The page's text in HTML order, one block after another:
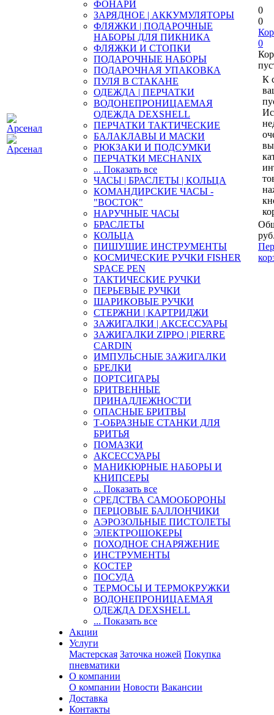
ФОНАРИ
ЗАРЯДНОЕ | АККУМУЛЯТОРЫ
ФЛЯЖКИ | ПОДАРОЧНЫЕ
НАБОРЫ ДЛЯ ПИКНИКА
ФЛЯЖКИ И СТОПКИ
ПОДАРОЧНЫЕ НАБОРЫ
ПОДАРОЧНАЯ УПАКОВКА
ПУЛЯ В СТАКАНЕ
ОДЕЖДА | ПЕРЧАТКИ
ВОДОНЕПРОНИЦАЕМАЯ
ОДЕЖДА DEXSHELL
ПЕРЧАТКИ ТАКТИЧЕСКИЕ
БАЛАКЛАВЫ И МАСКИ
РЮКЗАКИ И ПОДСУМКИ
ПЕРЧАТКИ MECHANIX
... Показать все
ЧАСЫ | БРАСЛЕТЫ | КОЛЬЦА
КОМАНДИРСКИЕ ЧАСЫ -
"ВОСТОК"
НАРУЧНЫЕ ЧАСЫ
БРАСЛЕТЫ
КОЛЬЦА
ПИШУЩИЕ ИНСТРУМЕНТЫ
КОСМИЧЕСКИЕ РУЧКИ FISHER
SPACE PEN
ТАКТИЧЕСКИЕ РУЧКИ
ПЕРЬЕВЫЕ РУЧКИ
ШАРИКОВЫЕ РУЧКИ
СТЕРЖНИ | КАРТРИДЖИ
ЗАЖИГАЛКИ | АКСЕССУАРЫ
ЗАЖИГАЛКИ ZIPPO | PIERRE
CARDIN
ИМПУЛЬСНЫЕ ЗАЖИГАЛКИ
БРЕЛКИ
ПОРТСИГАРЫ
БРИТВЕННЫЕ
ПРИНАДЛЕЖНОСТИ
ОПАСНЫЕ БРИТВЫ
Т-ОБРАЗНЫЕ СТАНКИ ДЛЯ
БРИТЬЯ
ПОМАЗКИ
АКСЕССУАРЫ
МАНИКЮРНЫЕ НАБОРЫ И
КНИПСЕРЫ
... Показать все
СРЕДСТВА САМООБОРОНЫ
ПЕРЦОВЫЕ БАЛЛОНЧИКИ
АЭРОЗОЛЬНЫЕ ПИСТОЛЕТЫ
ЭЛЕКТРОШОКЕРЫ
ПОХОДНОЕ СНАРЯЖЕНИЕ
ИНСТРУМЕНТЫ
КОСТЕР
ПОСУДА
ТЕРМОСЫ И ТЕРМОКРУЖКИ
ВОДОНЕПРОНИЦАЕМАЯ
ОДЕЖДА DEXSHELL
... Показать все
Акции
Услуги
Мастерская Заточка ножей Покупка
пневматики
О компании
О компании Новости Вакансии
Доставка
Контакты
0
0
0
К